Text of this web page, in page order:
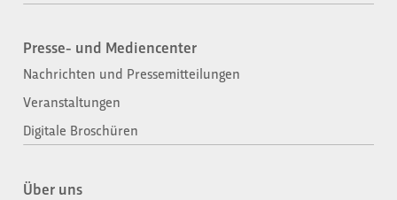
Presse- und Mediencenter
Nachrichten und Pressemitteilungen
Veranstaltungen
Digitale Broschüren
Über uns